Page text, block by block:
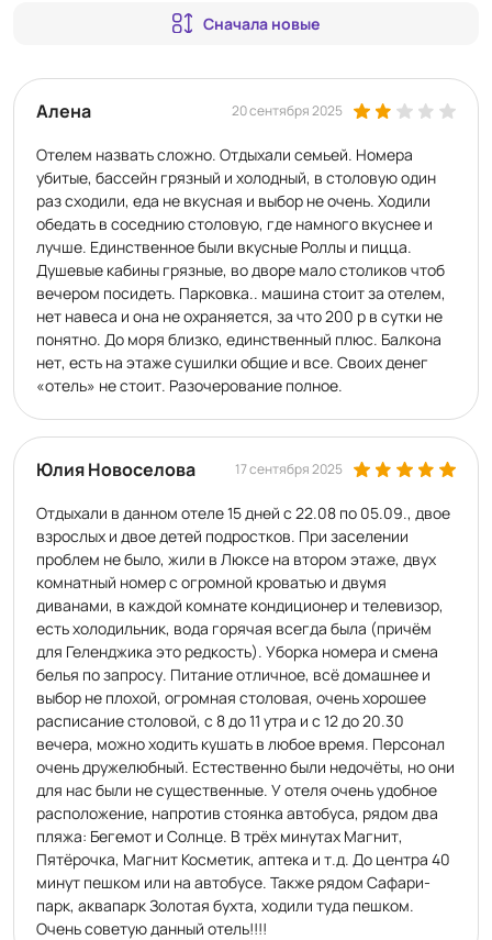
Сначала новые
Алена 20 сентября 2025
Отелем назвать сложно. Отдыхали семьей. Номера
убитые, бассейн грязный и холодный, в столовую один
раз сходили, еда не вкусная и выбор не очень. Ходили
обедать в соседнию столовую, где намного вкуснее и
лучше. Единственное были вкусные Роллы и пицца.
Душевые кабины грязные, во дворе мало столиков чтоб
вечером посидеть. Парковка.. машина стоит за отелем,
нет навеса и она не охраняется, за что 200 р в сутки не
понятно. До моря близко, единственный плюс. Балкона
нет, есть на этаже сушилки общие и все. Своих денег
«отель» не стоит. Разочерование полное.
Юлия Новоселова 17 сентября 2025
Отдыхали в данном отеле 15 дней с 22.08 по 05.09., двое
взрослых и двое детей подростков. При заселении
проблем не было, жили в Люксе на втором этаже, двух
комнатный номер с огромной кроватью и двумя
диванами, в каждой комнате кондиционер и телевизор,
есть холодильник, вода горячая всегда была (причём
для Геленджика это редкость). Уборка номера и смена
белья по запросу. Питание отличное, всë домашнее и
выбор не плохой, огромная столовая, очень хорошее
расписание столовой, с 8 до 11 утра и с 12 до 20.30
вечера, можно ходить кушать в любое время. Персонал
очень дружелюбный. Естественно были недочёты, но они
для нас были не существенные. У отеля очень удобное
расположение, напротив стоянка автобуса, рядом два
пляжа: Бегемот и Солнце. В трёх минутах Магнит,
Пятёрочка, Магнит Косметик, аптека и т.д. До центра 40
минут пешком или на автобусе. Также рядом Сафари-
парк, аквапарк Золотая бухта, ходили туда пешком.
Очень советую данный отель!!!!